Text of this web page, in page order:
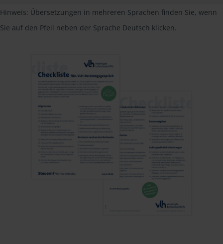
Hinweis: Übersetzungen in mehreren Sprachen finden Sie, wenn
Sie auf den Pfeil neben der Sprache Deutsch klicken.